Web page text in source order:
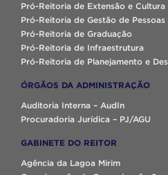
Pró-Reitoria de Extensão e Cultura
Pró-Reitoria de Gestão de Pessoas
Pró-Reitoria de Graduação
Pró-Reitoria de Infraestrutura
Pró-Reitoria de Planejamento e
ÓRGÃOS DA ADMINISTRAÇÃO
Auditoria Interna – AudIn
Procuradoria Jurídica – PJ/AGU
GABINETE DO REITOR
Agência da Lagoa Mirim